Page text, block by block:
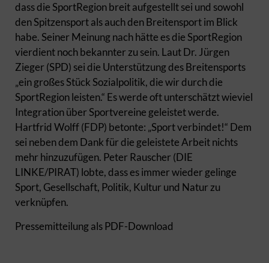
dass die SportRegion breit aufgestellt sei und sowohl
den Spitzensport als auch den Breitensport im Blick
habe. Seiner Meinung nach hätte es die SportRegion
vierdient noch bekannter zu sein. Laut Dr. Jürgen
Zieger (SPD) sei die Unterstützung des Breitensports
„ein großes Stück Sozialpolitik, die wir durch die
SportRegion leisten.“ Es werde oft unterschätzt wieviel
Integration über Sportvereine geleistet werde.
Hartfrid Wolff (FDP) betonte: „Sport verbindet!“ Dem
sei neben dem Dank für die geleistete Arbeit nichts
mehr hinzuzufügen. Peter Rauscher (DIE
LINKE/PIRAT) lobte, dass es immer wieder gelinge
Sport, Gesellschaft, Politik, Kultur und Natur zu
verknüpfen.
Pressemitteilung als PDF-Download